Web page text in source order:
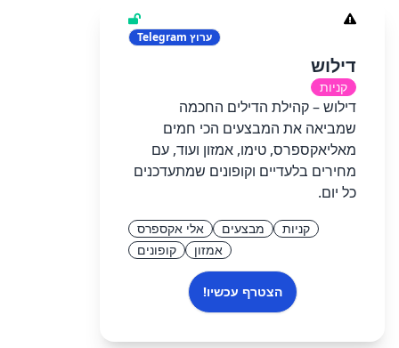
ערוץ
דילוש
קניות
דילוש – קהילת הדילים החכמה
שמביאה את המבצעים הכי חמים
מאליאקספרס, טימו, אמזון ועוד, עם
מחירים בלעדיים וקופונים שמתעדכנים
כל יום.
קניות מבצעים
אלי אקספרס
אמזון
קופונים
הצטרף עכשיו!